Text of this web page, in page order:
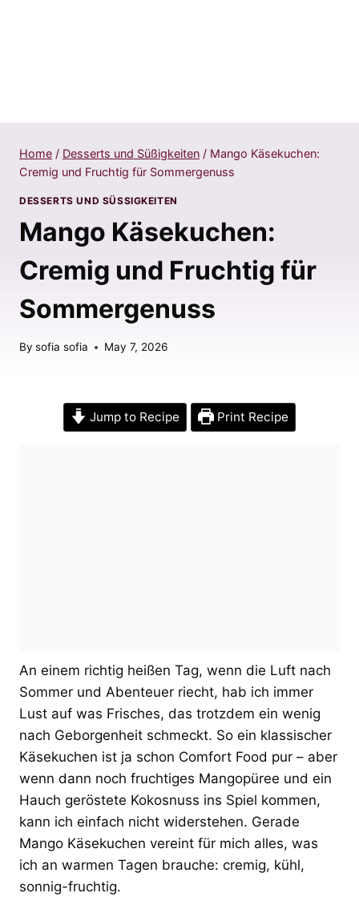
Home / Desserts und Süßigkeiten / Mango Käsekuchen:
Cremig und Fruchtig für Sommergenuss
DESSERTS UND SÜSSIGKEITEN
Mango Käsekuchen:
Cremig und Fruchtig für
Sommergenuss
By sofia sofia May 7, 2026
Jump to Recipe Print Recipe
An einem richtig heißen Tag, wenn die Luft nach
Sommer und Abenteuer riecht, hab ich immer
Lust auf was Frisches, das trotzdem ein wenig
nach Geborgenheit schmeckt. So ein klassischer
Käsekuchen ist ja schon Comfort Food pur – aber
wenn dann noch fruchtiges Mangopüree und ein
Hauch geröstete Kokosnuss ins Spiel kommen,
kann ich einfach nicht widerstehen. Gerade
Mango Käsekuchen vereint für mich alles, was
ich an warmen Tagen brauche: cremig, kühl,
sonnig-fruchtig.